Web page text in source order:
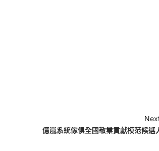
億嵐系統傢俱全國敬業貢獻模范候選